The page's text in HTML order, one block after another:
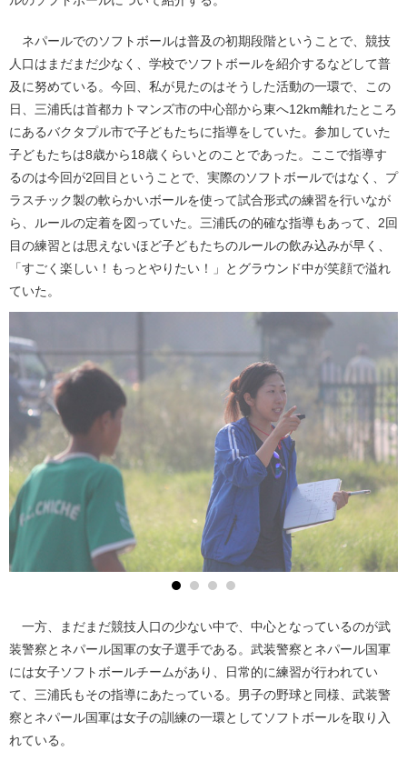
ネパールでのソフトボールは普及の初期段階ということで、競技
人口はまだまだ少なく、学校でソフトボールを紹介するなどして普
及に努めている。今回、私が見たのはそうした活動の一環で、この
日、三浦氏は首都カトマンズ市の中心部から東へ12km離れたところ
にあるバクタプル市で子どもたちに指導をしていた。参加していた
子どもたちは8歳から18歳くらいとのことであった。ここで指導す
るのは今回が2回目ということで、実際のソフトボールではなく、プ
ラスチック製の軟らかいボールを使って試合形式の練習を行いなが
ら、ルールの定着を図っていた。三浦氏の的確な指導もあって、2回
目の練習とは思えないほど子どもたちのルールの飲み込みが早く、
「すごく楽しい！もっとやりたい！」とグラウンド中が笑顔で溢れ
ていた。
一方、まだまだ競技人口の少ない中で、中心となっているのが武
装警察とネパール国軍の女子選手である。武装警察とネパール国軍
には女子ソフトボールチームがあり、日常的に練習が行われてい
て、三浦氏もその指導にあたっている。男子の野球と同様、武装警
察とネパール国軍は女子の訓練の一環としてソフトボールを取り入
れている。